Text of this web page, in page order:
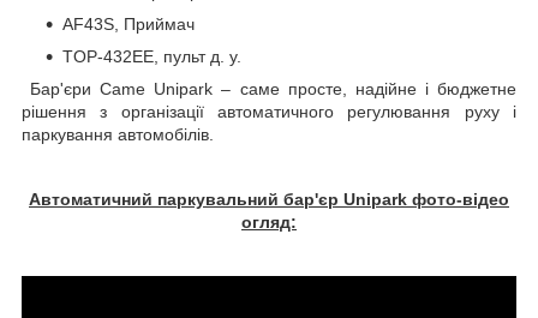
AF43S, Приймач
TOP-432EE, пульт д. у.
Бар'єри Came Unipark – саме просте, надійне і бюджетне
рішення з організації автоматичного регулювання руху і
паркування автомобілів.
Автоматичний паркувальний бар'єр Unipark фото-відео
огляд: